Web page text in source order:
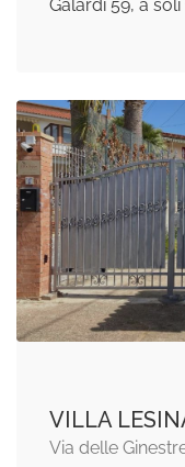
Galardi 59, a soli
VILLA
Via delle